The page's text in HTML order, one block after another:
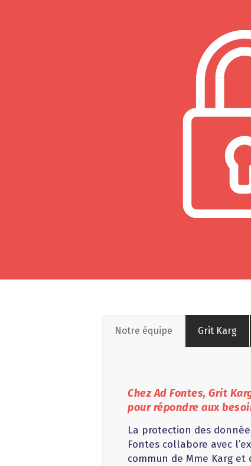
Notre équipe Grit Karg
Chez Ad Fontes, Grit
pour répondre aux
La protection des
Fontes collabore avec
commun de Mme Karg